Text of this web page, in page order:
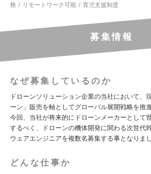
務
リモートワーク可能 育児支援制度
募集情報
なぜ募集しているのか
ドローンソリューション企業の当社において、
ーン」販売を軸としてグローバル展開戦略を推
今回、当社が将来的にドローンメーカーとして
するべく、ドローンの機体開発に関わる次世代
ウェアエンジニアを複数名募集する事となりまし
どんな仕事か